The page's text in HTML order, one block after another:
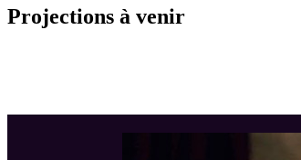
Projections à venir